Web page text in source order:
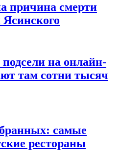
причина смерти
Ясинского
на онлайн-
там сотни тысяч
самые
рестораны